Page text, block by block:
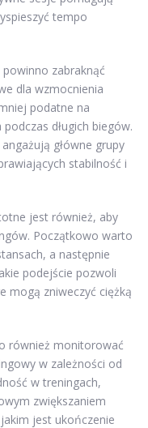
tempo
zabraknąć
dla wzmocnienia
podatne na
długich biegów.
główne grupy
stabilność i
jest również, aby
Początkowo warto
a następnie
podejście pozwoli
mogą zniweczyć ciężką
również monitorować
w zależności od
w treningach,
zwiększaniem
jest ukończenie